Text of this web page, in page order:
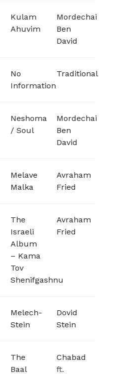
Kulam
Ahuvim
Mordechai
Ben
David
No
Information
Traditional
Neshoma
/ Soul
Mordechai
Ben
David
Melave
Malka
Avraham
Fried
The
Israeli
Album
– Kama
Tov
Shenifgashnu
Avraham
Fried
Melech-
Stein
Dovid
Stein
The
Baal
Chabad
ft.